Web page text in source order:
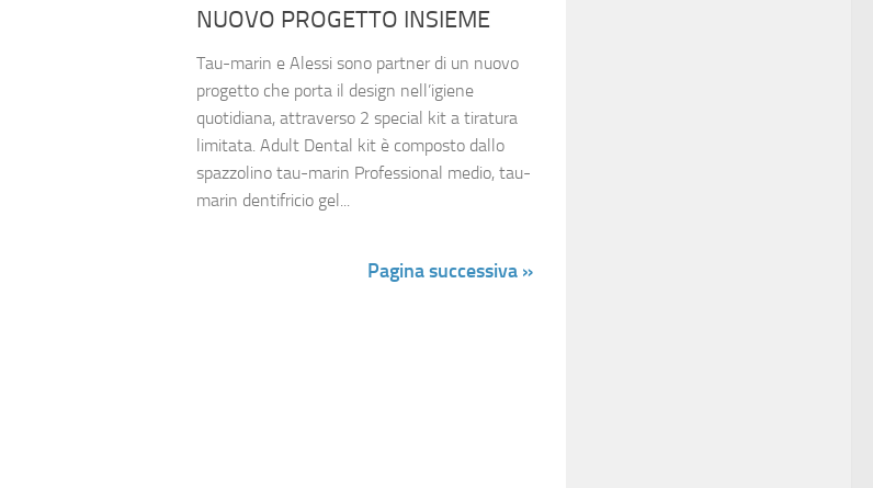
NUOVO PROGETTO INSIEME
Tau-marin e Alessi sono partner di un nuovo
progetto che porta il design nell’igiene
quotidiana, attraverso 2 special kit a tiratura
limitata. Adult Dental kit è composto dallo
spazzolino tau-marin Professional medio, tau-
marin dentifricio gel...
Pagina successiva »